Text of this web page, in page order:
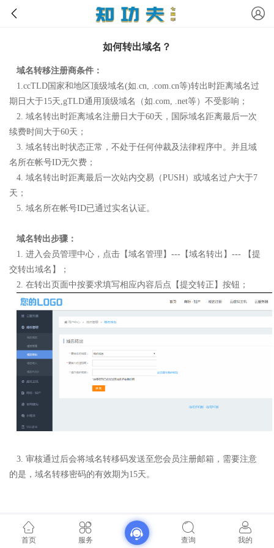
如何转出域名？
域名转移注册商条件：
1.ccTLD国家和地区顶级域名(如.cn, .com.cn等)转出时距离域名过
期日大于15天,gTLD通用顶级域名（如.com, .net等）不受影响；
2. 域名转出时距离域名注册日大于60天，国际域名距离最后一次
续费时间大于60天；
3. 域名转出时状态正常，不处于任何仲裁及法律程序中。并且域
名所在帐号ID无欠费；
4. 域名转出时距离最后一次站内交易 （PUSH） 或域名过户大于7
天；
5. 域名所在帐号ID已通过实名认证。
域名转出步骤：
1. 进入会员管理中心，点击【域名管理】---【域名转出】--- 【提
交转出域名】；
2. 在转出页面中按要求填写相应内容后点【提交转正】按钮；
3 审核通过后会将域名转移码发送至您会员注册邮箱，需要注意
的是，域名转移密码的有效期为15天。
首页 服务 查询 我的